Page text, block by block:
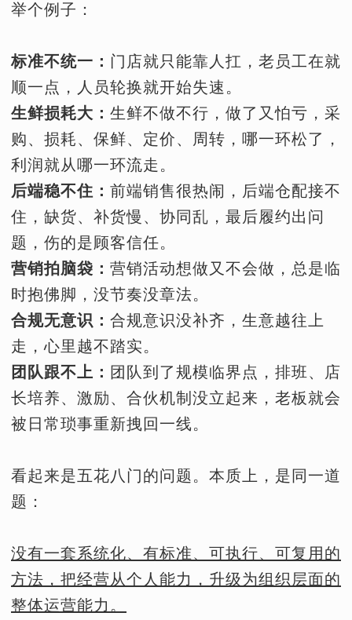
举个例子：
标准不统一： 门店就只能靠人扛，老员工在就
顺一点，人员轮换就开始失速。
生鲜损耗大： 生鲜不做不行，做了又怕亏，采
购、损耗、保鲜、定价、周转，哪一环松了，
利润就从哪一环流走。
后端稳不住： 前端销售很热闹，后端仓配接不
住，缺货、补货慢、协同乱，最后履约出问
题，伤的是顾客信任。
营销拍脑袋： 营销活动想做又不会做，总是临
时抱佛脚，没节奏没章法。
合规无意识： 合规意识没补齐，生意越往上
走，心里越不踏实。
团队跟不上： 团队到了规模临界点，排班、店
长培养、激励、合伙机制没立起来，老板就会
被日常琐事重新拽回一线。
看起来是五花八门的问题。本质上，是同一道
题：
没有一套系统化、有标准、可执行、可复用的
方法，把经营从个人能力，升级为组织层面的
整体运营能力。